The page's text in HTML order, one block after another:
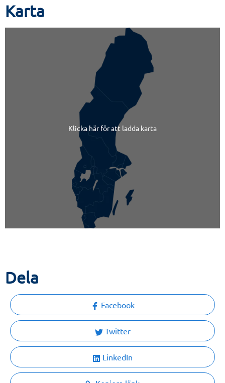
Karta
Klicka här för att ladda karta
Dela
Facebook
Twitter
LinkedIn